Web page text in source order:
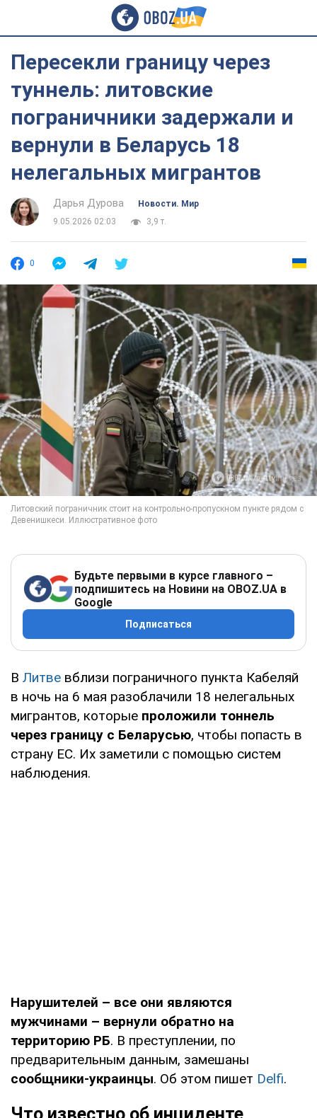
Пересекли границу через
туннель: литовские
пограничники задержали и
вернули в Беларусь 18
нелегальных мигрантов
Дарья Дурова
Новости. Мир
9.05.2026 02:03
3,9 т.
0
Будьте первыми в курсе главного –
подпишитесь на Новини на OBOZ.UA в
Google
Подписаться
В Литве вблизи пограничного пункта Кабеляй
в ночь на 6 мая разоблачили 18 нелегальных
мигрантов, которые проложили тоннель
через границу с Беларусью, чтобы попасть в
страну ЕС. Их заметили с помощью систем
наблюдения.
Нарушителей – все они являются
мужчинами – вернули обратно на
территорию РБ. В преступлении, по
предварительным данным, замешаны
сообщники-украинцы. Об этом пишет Delfi.
Что известно об инциденте